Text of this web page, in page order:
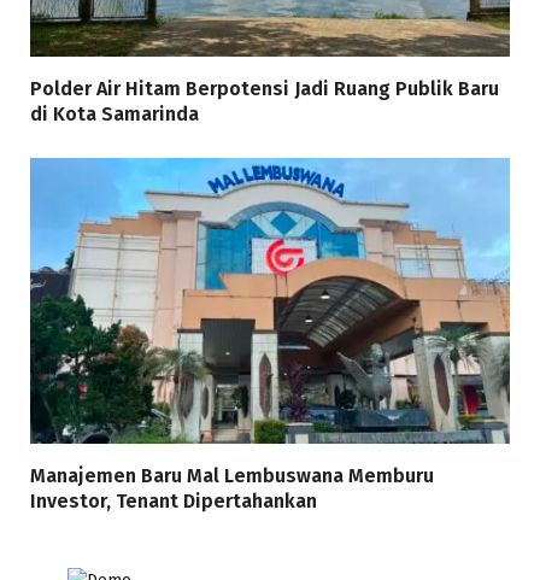
Polder Air Hitam Berpotensi Jadi Ruang Publik Baru
di Kota Samarinda
Manajemen Baru Mal Lembuswana Memburu
Investor, Tenant Dipertahankan